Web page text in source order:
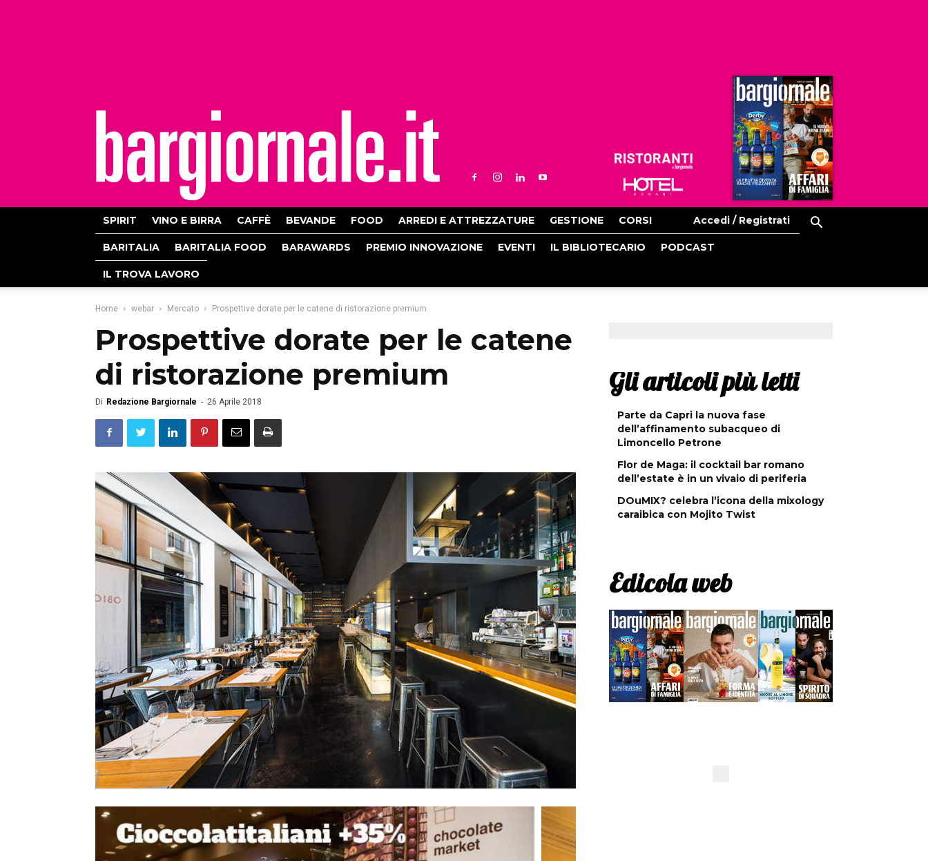
Ristoranti
Hoteldomani
SPIRIT VINO E BIRRA CAFFÈ BEVANDE FOOD ARREDI E ATTREZZATURE GESTIONE CORSI Accedi / Registrati
BARITALIA BARITALIA FOOD BARAWARDS PREMIO INNOVAZIONE EVENTI IL BIBLIOTECARIO PODCAST
IL TROVA LAVORO
Home webar Mercato Prospettive dorate per le catene di ristorazione premium
Prospettive dorate per le catene
di ristorazione premium
Di Redazione Bargiornale - 26 Aprile 2018
Gli articoli più letti
Parte da Capri la nuova fase
dell’affinamento subacqueo di
Limoncello Petrone
Flor de Maga: il cocktail bar romano
dell’estate è in un vivaio di periferia
DOuMIX? celebra l’icona della mixology
caraibica con Mojito Twist
Edicola web